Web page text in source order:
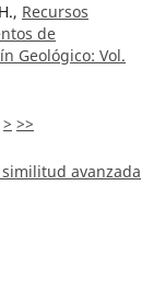
Recursos
de
Geológico: Vol.
> >>
avanzada